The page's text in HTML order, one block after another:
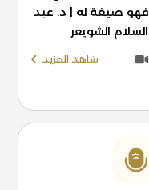
فهو صيغة له | د. عبد
السلام الشويعر
شاهد المزيد